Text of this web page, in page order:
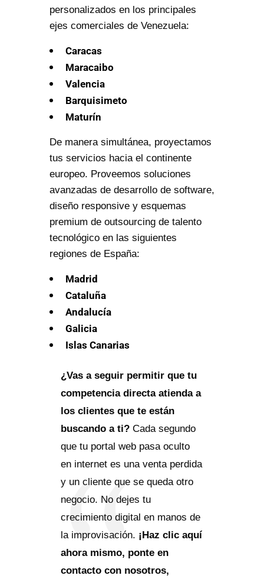
personalizados en los principales
ejes comerciales de Venezuela:
Caracas
Maracaibo
Valencia
Barquisimeto
Maturín
De manera simultánea, proyectamos
tus servicios hacia el continente
europeo. Proveemos soluciones
avanzadas de desarrollo de software,
diseño responsive y esquemas
premium de outsourcing de talento
tecnológico en las siguientes
regiones de España:
Madrid
Cataluña
Andalucía
Galicia
Islas Canarias
¿Vas a seguir permitir que tu
competencia directa atienda a
los clientes que te están
buscando a ti? Cada segundo
que tu portal web pasa oculto
en internet es una venta perdida
y un cliente que se queda otro
negocio. No dejes tu
crecimiento digital en manos de
la improvisación. ¡Haz clic aquí
ahora mismo, ponte en
contacto con nosotros,